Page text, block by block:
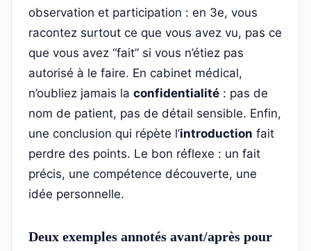
observation et participation : en 3e, vous
racontez surtout ce que vous avez vu, pas ce
que vous avez “fait” si vous n’étiez pas
autorisé à le faire. En cabinet médical,
n’oubliez jamais la confidentialité : pas de
nom de patient, pas de détail sensible. Enfin,
une conclusion qui répète l’introduction fait
perdre des points. Le bon réflexe : un fait
précis, une compétence découverte, une
idée personnelle.
Deux exemples annotés avant/après pour